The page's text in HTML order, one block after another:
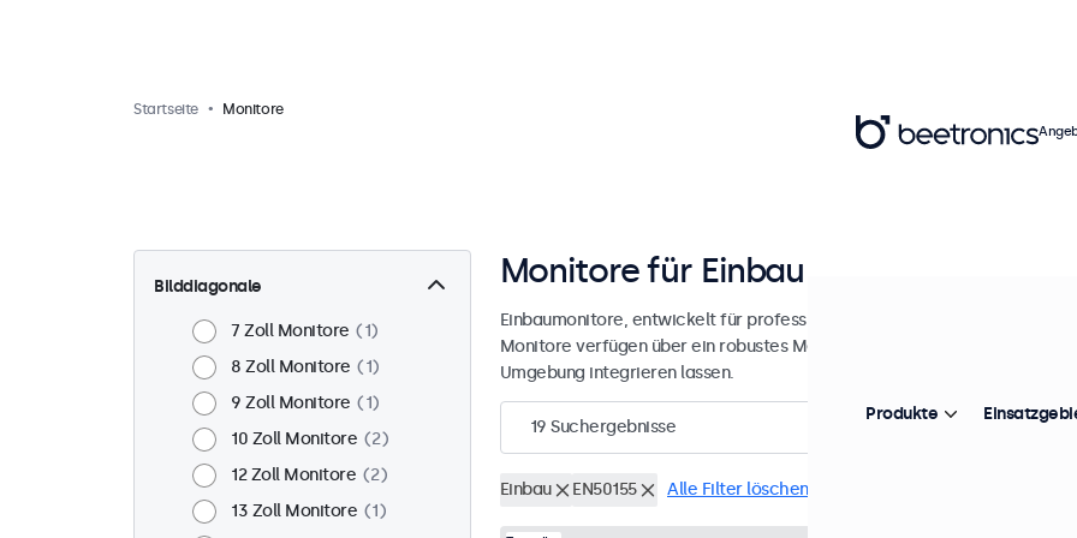
Startseite Monitore
Bilddiagonale
7 Zoll Monitore
1
8 Zoll Monitore
1
9 Zoll Monitore
1
10 Zoll Monitore
2
12 Zoll Monitore
2
13 Zoll Monitore
1
Monitore für Einbau und Integration
Einbaumonitore, entwickelt für professionelle Anwendungen und einen
Monitore verfügen über ein robustes Metallgehäuse, wodurch sie sich
Umgebung integrieren lassen.
19 Suchergebnisse
Einbau EN50155 Alle Filter löschen
Produkte